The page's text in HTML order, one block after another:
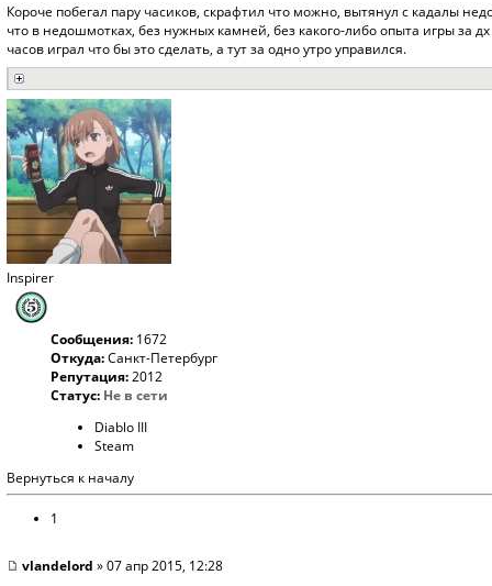
Короче побегал пару часиков, скрафтил что можно, вытянул с кадалы
что в недошмотках, без нужных камней, без какого-либо опыта игры за
часов играл что бы это сделать, а тут за одно утро управился.
Inspirer
Сообщения: 1672
Откуда:Санкт-Петербург
Репутация:2012
Статус: Не в сети
Diablo III
Steam
Вернуться к началу
1
vlandelord » 07 апр 2015, 12:28